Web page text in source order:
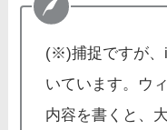
(※)捕捉ですが、
いています。ウ
内容を書くと、